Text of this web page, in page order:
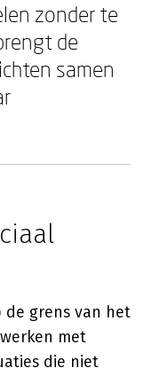
zonder te
de
samen
de grens van het
met
die niet